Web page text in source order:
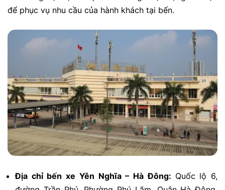
để phục vụ nhu cầu của hành khách tại bến.
Địa chỉ bến xe Yên Nghĩa – Hà Đông: Quốc lộ 6,